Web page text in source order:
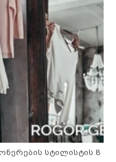
სტილისტის 8